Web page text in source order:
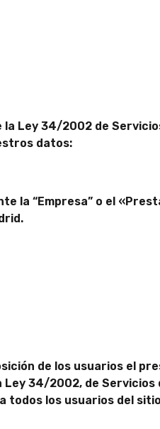
Ley 34/2002 de
datos:
la “Empresa” o el
de los usuarios el
34/2002, de Servicios
todos los usuarios del